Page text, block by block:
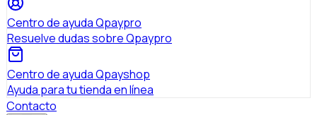
Centro de ayuda Qpaypro
Resuelve dudas sobre Qpaypro
Centro de ayuda Qpayshop
Ayuda para tu tienda en línea
Contacto